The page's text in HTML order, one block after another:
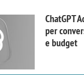
ChatGPT
per
e budget